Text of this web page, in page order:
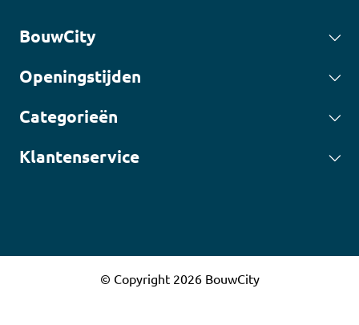
BouwCity
Openingstijden
Categorieën
Klantenservice
© Copyright 2026 BouwCity